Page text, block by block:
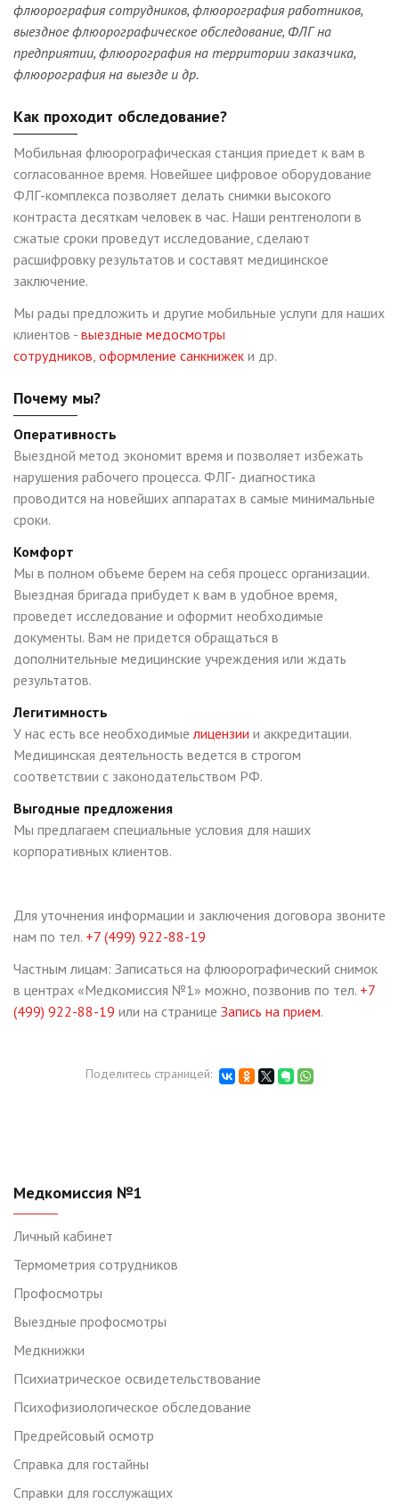
флюорография сотрудников, флюорография работников,
выездноефлюорографическое обследование, ФЛГ на
предприятии, флюорография на территории заказчика,
флюорография на выезде и др.
Как проходит обследование?
Мобильная флюорографическая станция приедет к вам в
согласованное время. Новейшее цифровое оборудование
ФЛГ-комплекса позволяет делать снимки высокого
контраста десяткам человек в час. Наши рентгенологи в
сжатые сроки проведут исследование, сделают
расшифровку результатов и составят медицинское
заключение.
Мы рады предложить и другие мобильные услуги для наших
клиентов - выездные медосмотры
сотрудников, оформление санкнижек и др.
Почему мы?
Оперативность
Выездной метод экономит время и позволяет избежать
нарушения рабочего процесса. ФЛГ- диагностика
проводится на новейших аппаратах в самые минимальные
сроки.
Комфорт
Мы в полном объеме берем на себя процесс организации.
Выездная бригада прибудет к вам в удобное время,
проведет исследование и оформит необходимые
документы. Вам не придется обращаться в
дополнительные медицинские учреждения или ждать
результатов.
Легитимность
У нас есть все необходимыелицензии и аккредитации.
Медицинская деятельность ведется в строгом
соответствии с законодательством РФ.
Выгодные предложения
Мы предлагаем специальные условия для наших
корпоративных клиентов.
Для уточнения информации и заключения договора звоните
нам по тел. +7 (499) 922-88-19
Частным лицам: Записаться на флюорографический снимок
в центрах «Медкомиссия №1» можно, позвонив по тел. +7
(499) 922-88-19 или на странице Запись на прием.
Поделитесь страницей:
Медкомиссия №1
Личный кабинет
Термометрия сотрудников
Профосмотры
Выездные профосмотры
Медкнижки
Психиатрическое освидетельствование
Психофизиологическое обследование
Предрейсовый осмотр
Справка для гостайны
Справки для госслужащих